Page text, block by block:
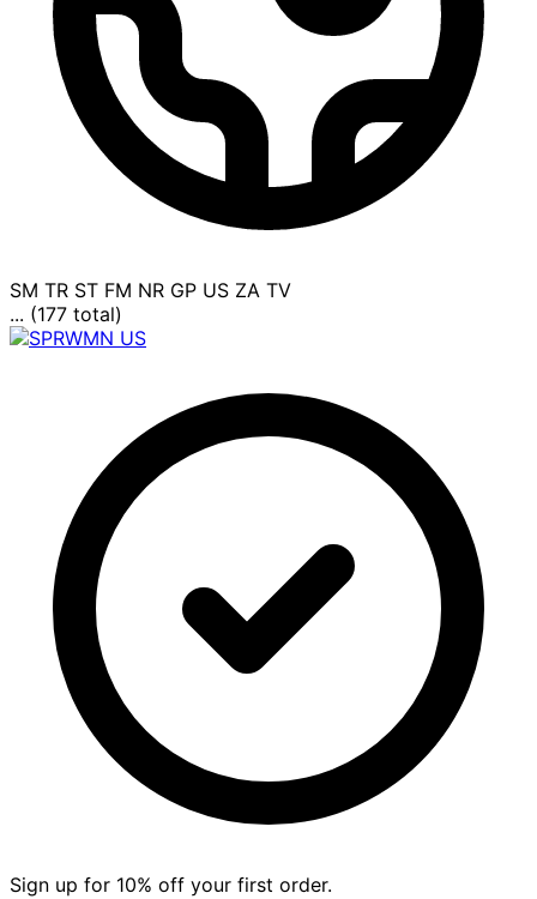
SM TR ST FM NR GP US ZA TV
... (177 total)
Sign up for 10% off your first order.